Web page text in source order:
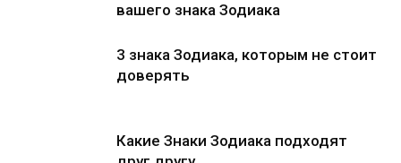
вашего знака Зодиака
3 знака Зодиака, которым не стоит
доверять
Какие Знаки Зодиака подходят